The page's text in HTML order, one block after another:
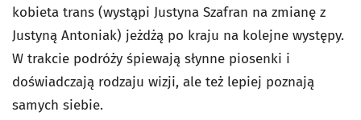
kobieta trans (wystąpi Justyna Szafran na zmianę z
Justyną Antoniak) jeżdżą po kraju na kolejne występy.
W trakcie podróży śpiewają słynne piosenki i
doświadczają rodzaju wizji, ale też lepiej poznają
samych siebie.